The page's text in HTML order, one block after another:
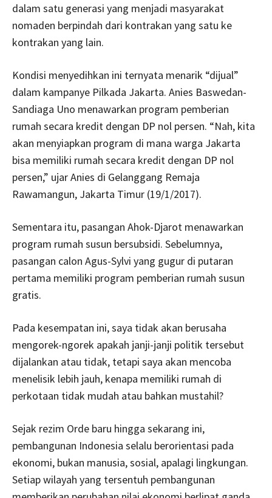
dalam satu generasi yang menjadi masyarakat
nomaden berpindah dari kontrakan yang satu ke
kontrakan yang lain.
Kondisi menyedihkan ini ternyata menarik “dijual”
dalam kampanye Pilkada Jakarta. Anies Baswedan-
Sandiaga Uno menawarkan program pemberian
rumah secara kredit dengan DP nol persen. “Nah, kita
akan menyiapkan program di mana warga Jakarta
bisa memiliki rumah secara kredit dengan DP nol
persen,” ujar Anies di Gelanggang Remaja
Rawamangun, Jakarta Timur (19/1/2017).
Sementara itu, pasangan Ahok-Djarot menawarkan
program rumah susun bersubsidi. Sebelumnya,
pasangan calon Agus-Sylvi yang gugur di putaran
pertama memiliki program pemberian rumah susun
gratis.
Pada kesempatan ini, saya tidak akan berusaha
mengorek-ngorek apakah janji-janji politik tersebut
dijalankan atau tidak, tetapi saya akan mencoba
menelisik lebih jauh, kenapa memiliki rumah di
perkotaan tidak mudah atau bahkan mustahil?
Sejak rezim Orde baru hingga sekarang ini,
pembangunan Indonesia selalu berorientasi pada
ekonomi, bukan manusia, sosial, apalagi lingkungan.
Setiap wilayah yang tersentuh pembangunan